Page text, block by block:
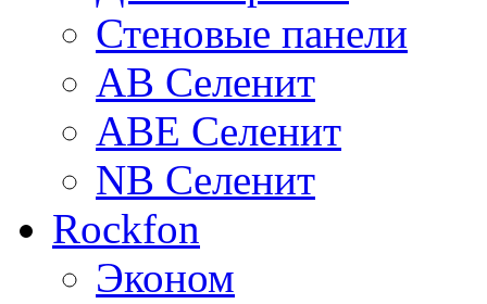
Стеновые панели
AB Селенит
ABE Селенит
NB Селенит
Rockfon
Эконом